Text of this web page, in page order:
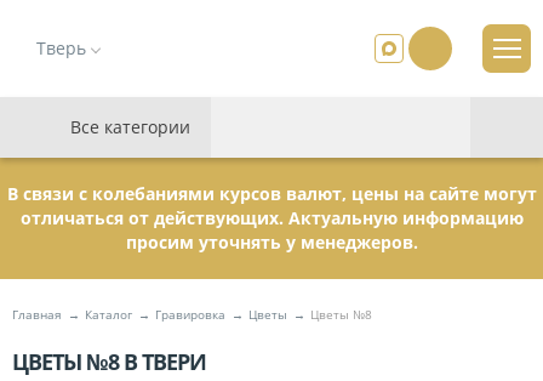
Тверь
Все категории
В связи с колебаниями курсов валют, цены на сайте могут
отличаться от действующих. Актуальную информацию
просим уточнять у менеджеров.
Главная Каталог Гравировка Цветы Цветы №8
ЦВЕТЫ №8 В ТВЕРИ